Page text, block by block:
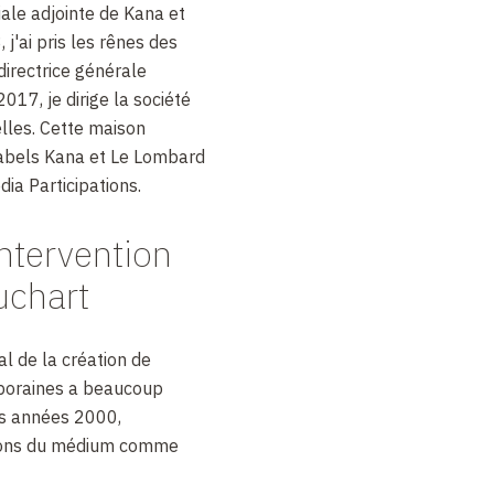
adjointe de Kana et
j'ai pris les rênes des
générale
je dirige la société
Cette maison
Kana et Le Lombard
Participations.
de la création de
a beaucoup
années 2000,
du médium comme